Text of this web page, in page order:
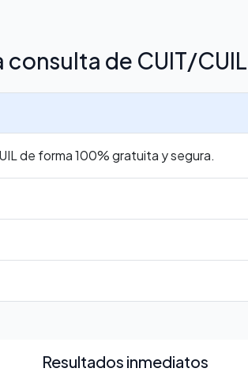
de CUIT/CUIL
de forma 100% gratuita y segura.
Resultados inmediatos